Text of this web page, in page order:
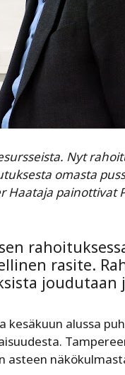
Nyt
omasta
Haataja painottivat
rasite.
joudutaan
kesäkuun alussa
asteen